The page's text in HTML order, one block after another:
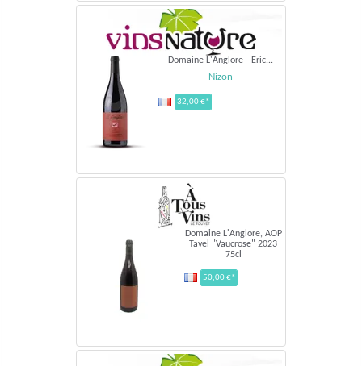
Domaine L'Anglore - Eric...
Nizon
32,00 €*
Domaine L'Anglore, AOP
Tavel "Vaucrose" 2023
75cl
50,00 €*